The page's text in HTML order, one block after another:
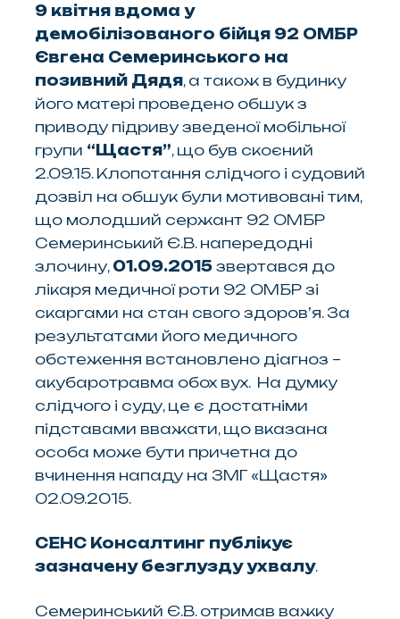
9 квітня вдома у
демобілізованого бійця 92 ОМБР
Євгена Семеринського на
позивний Дядя, а також в будинку
його матері проведено обшук з
приводу підриву зведеної мобільної
групи “Щастя”, що був скоєний
2.09.15. Клопотання слідчого і судовий
дозвіл на обшук були мотивовані тим,
що молодший сержант 92 ОМБР
Семеринський Є.В. напередодні
злочину, 01.09.2015 звертався до
лікаря медичної роти 92 ОМБР зі
скаргами на стан свого здоров’я. За
результатами його медичного
обстеження встановлено діагноз –
акубаротравма обох вух. На думку
слідчого і суду, це є достатніми
підставами вважати, що вказана
особа може бути причетна до
вчинення нападу на ЗМГ «Щастя»
02.09.2015.
СЕНС Консалтинг публікує
зазначену безглузду ухвалу.
Семеринський Є.В. отримав важку